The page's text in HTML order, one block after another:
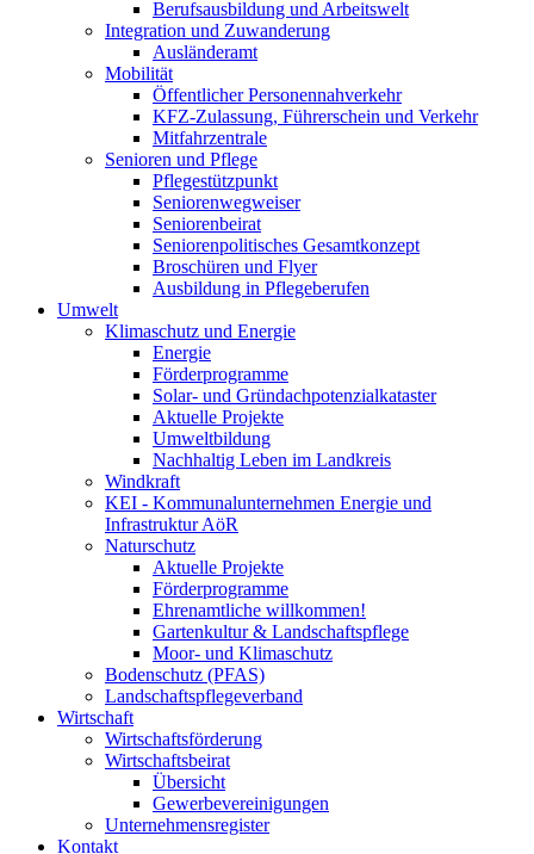
Berufsausbildung und Arbeitswelt
Integration und Zuwanderung
Ausländeramt
Mobilität
Öffentlicher Personennahverkehr
KFZ-Zulassung, Führerschein und Verkehr
Mitfahrzentrale
Senioren und Pflege
Pflegestützpunkt
Seniorenwegweiser
Seniorenbeirat
Seniorenpolitisches Gesamtkonzept
Broschüren und Flyer
Ausbildung in Pflegeberufen
Umwelt
Klimaschutz und Energie
Energie
Förderprogramme
Solar- und Gründachpotenzialkataster
Aktuelle Projekte
Umweltbildung
Nachhaltig Leben im Landkreis
Windkraft
KEI - Kommunalunternehmen Energie und
Infrastruktur AöR
Naturschutz
Aktuelle Projekte
Förderprogramme
Ehrenamtliche willkommen!
Gartenkultur & Landschaftspflege
Moor- und Klimaschutz
Bodenschutz (PFAS)
Landschaftspflegeverband
Wirtschaft
Wirtschaftsförderung
Wirtschaftsbeirat
Übersicht
Gewerbevereinigungen
Unternehmensregister
Kontakt